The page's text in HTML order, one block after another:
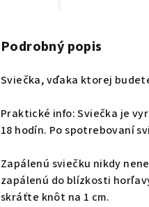
Podrobný popis
Sviečka, vďaka ktorej
Praktické info: Sviečka je
18 hodín. Po spotrebovaní
Zapálenú sviečku nikdy
zapálenú do blízkosti
skráťte knôt na 1 cm.